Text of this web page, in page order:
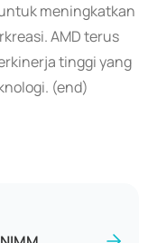
meningkatkan
AMD terus
tinggi yang
(end)